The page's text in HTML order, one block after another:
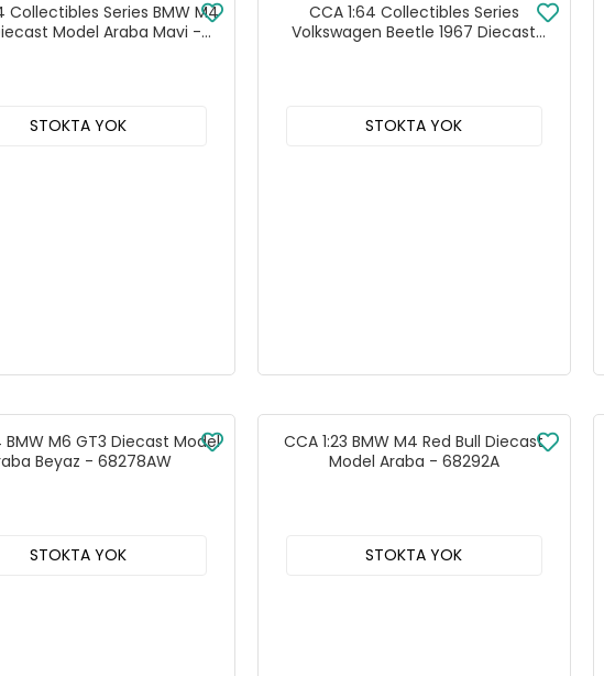
Collectibles Series BMW M4
Model Araba Mavi -
STOKTA YOK
CCA 1:64 Collectibles Series
Volkswagen Beetle 1967 Diecast
STOKTA YOK
BMW M6 GT3 Diecast Model
Beyaz - 68278AW
STOKTA YOK
CCA 1:23 BMW M4 Red Bull Diecast
Model Araba - 68292A
STOKTA YOK